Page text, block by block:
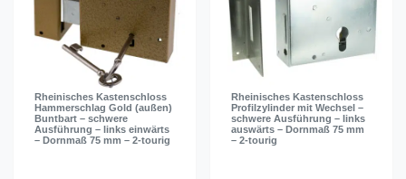
Rheinisches Kastenschloss
Hammerschlag Gold (außen)
Buntbart – schwere
Ausführung – links einwärts
– Dornmaß 75 mm – 2-tourig
Rheinisches Kastenschloss
Profilzylinder mit Wechsel –
schwere Ausführung – links
auswärts – Dornmaß 75 mm
– 2-tourig